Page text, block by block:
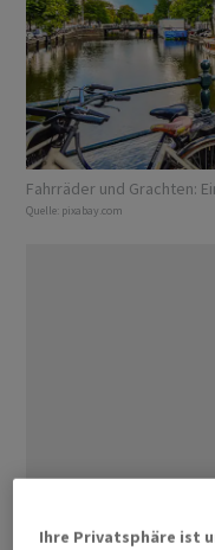
Fahrräder und Grachten:
Quelle: pixabay.com
Ihre Privatsphäre ist